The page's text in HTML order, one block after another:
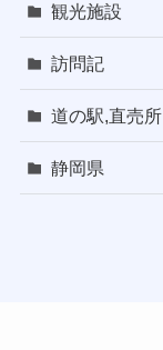
観光施設
訪問記
道の駅,直売所
静岡県